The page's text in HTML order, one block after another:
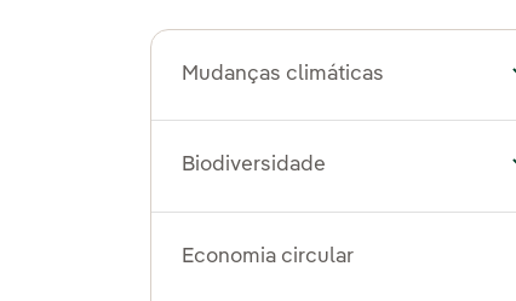
Mudanças climáticas
Biodiversidade
Economia circular